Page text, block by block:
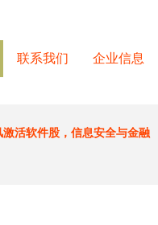
联系我们 企业信息
激活软件股，信息安全与金融